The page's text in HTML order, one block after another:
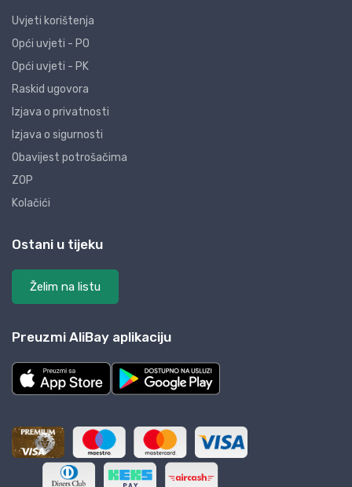
Uvjeti korištenja
Opći uvjeti - PO
Opći uvjeti - PK
Raskid ugovora
Izjava o privatnosti
Izjava o sigurnosti
Obavijest potrošačima
ZOP
Kolačići
Ostani u tijeku
Želim na listu
Preuzmi AliBay aplikaciju